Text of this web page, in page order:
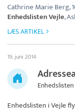
Cathrine Marie Berg,
Enhedslisten Vejle,
LÆS ARTIKEL
19. juni 2014
Enhedslisten i Vejle